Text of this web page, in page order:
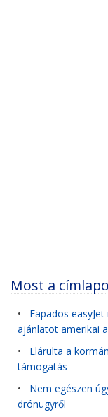
Most a
• Fapados
ajánlatot amerikai
• Elárulta a
támogatás
• Nem egészen
drónügyről